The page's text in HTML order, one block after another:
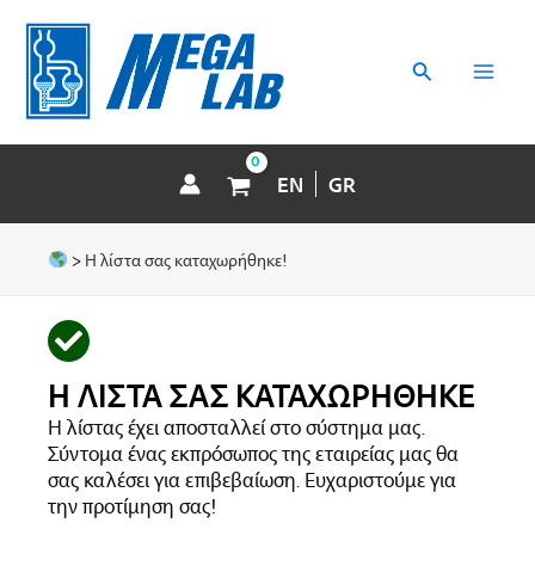
περιεχόμενο
Αναζήτηση
EN GR
> Η λίστα σας καταχωρήθηκε!
Η ΛΙΣΤΑ ΣΑΣ ΚΑΤΑΧΩΡΗΘΗΚΕ
Η λίστας έχει αποσταλλεί στο σύστημα μας.
Σύντομα ένας εκπρόσωπος της εταιρείας μας θα
σας καλέσει για επιβεβαίωση. Ευχαριστούμε για
την προτίμηση σας!